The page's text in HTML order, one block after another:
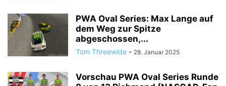
PWA Oval Series: Max Lange auf
dem Weg zur Spitze
abgeschossen,...
Tom Threewide - 28. Januar 2025
Vorschau PWA Oval Series Runde